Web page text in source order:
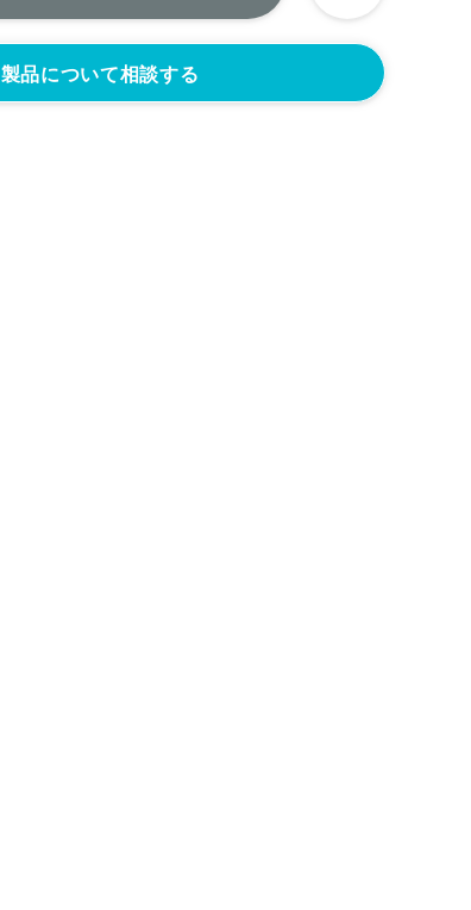
製品について相談する